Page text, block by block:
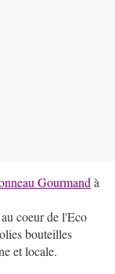
Gourmand à
coeur de l'Eco
bouteilles
et locale.